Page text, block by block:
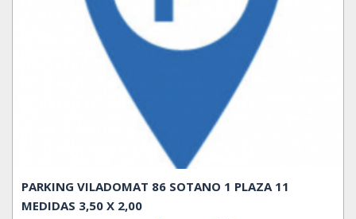
PARKING VILADOMAT 86 SOTANO 1 PLAZA 11
MEDIDAS 3,50 X 2,00